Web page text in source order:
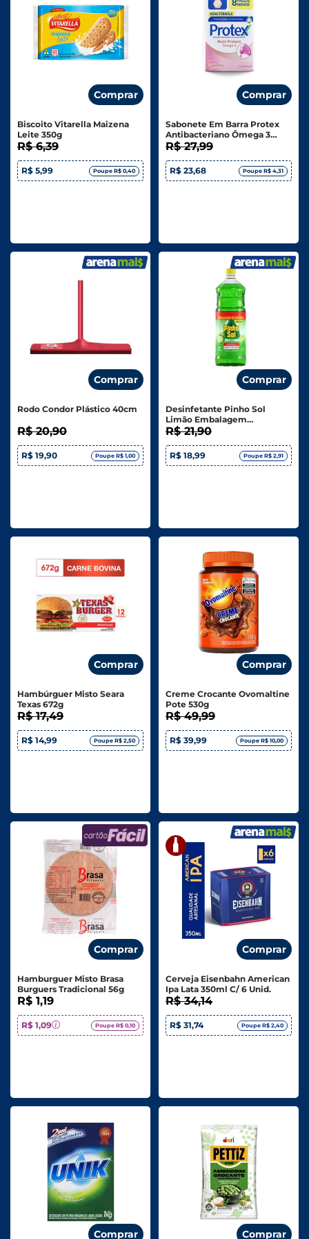
Comprar
Biscoito Vitarella Maizena
Leite 350g
R$ 6,39
R$ 5,99 Poupe R$ 0,40
Comprar
Sabonete Em Barra Protex
Antibacteriano Ômega 3
Leve 8 Pague 6 Unidades De
85g Cada
R$ 27,99
R$ 23,68 Poupe R$ 4,31
Comprar
Rodo Condor Plástico 40cm
R$ 20,90
R$ 19,90 Poupe R$ 1,00
Comprar
Desinfetante Pinho Sol
Limão Embalagem
Econômica - 1,75l
R$ 21,90
R$ 18,99 Poupe R$ 2,91
Comprar
Hambúrguer Misto Seara
Texas 672g
R$ 17,49
R$ 14,99 Poupe R$ 2,50
Comprar
Creme Crocante Ovomaltine
Pote 530g
R$ 49,99
R$ 39,99 Poupe R$ 10,00
Comprar
Hamburguer Misto Brasa
Burguers Tradicional 56g
R$ 1,19
R$ 1,09 Poupe R$ 0,10
Comprar
Cerveja Eisenbahn American
Ipa Lata 350ml C/ 6 Unid.
R$ 34,14
R$ 31,74 Poupe R$ 2,40
Comprar Comprar